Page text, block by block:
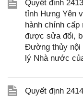
Quyết định
tỉnh Hưng Yên
hành chính
được sửa đổi,
Đường thủy nội
lý Nhà nước
Quyết định